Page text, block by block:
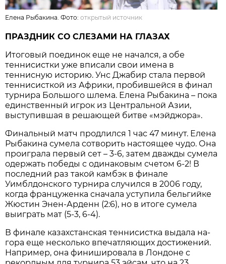
Елена Рыбакина. Фото:открытый источник
ПРАЗДНИК СО СЛЕЗАМИ НА ГЛАЗАХ
Итоговый поединок еще не начался, а обе
теннисистки уже вписали свои имена в
теннисную историю. Унс Джабир стала первой
теннисисткой из Африки, пробившейся в финал
турнира Большого шлема. Елена Рыбакина – пока
единственный игрок из Центральной Азии,
выступившая в решающей битве «мэйджора».
Финальный матч продлился 1 час 47 минут. Елена
Рыбакина сумела сотворить настоящее чудо. Она
проиграла первый сет – 3-6, затем дважды сумела
одержать победы с одинаковым счетом 6-2! В
последний раз такой камбэк в финале
Уимблдонского турнира случился в 2006 году,
когда француженка сначала уступила бельгийке
Жюстин Энен-Арденн (2:6), но в итоге сумела
выиграть мат (5-3, 6-4).
В финале казахстанская теннисистка выдала на-
гора еще несколько впечатляющих достижений.
Например, она финишировала в Лондоне с